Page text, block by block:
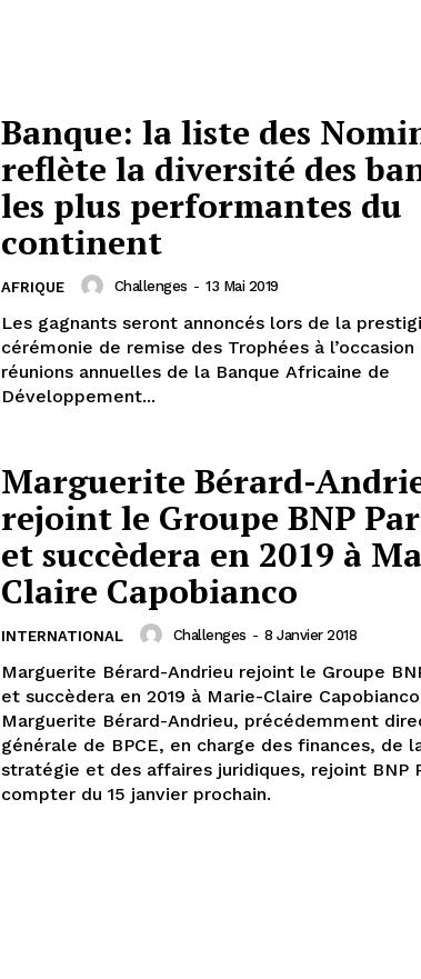
Banque: la liste des
reflète la diversité des
les plus performantes du
continent
AFRIQUE Challenges - 13 Mai 2019
Les gagnants seront annoncés lors de la
cérémonie de remise des Trophées à l’occasion
réunions annuelles de la Banque Africaine de
Développement...
Marguerite Bérard-
rejoint le Groupe BNP
et succèdera en 2019 à
Claire Capobianco
INTERNATIONAL Challenges - 8 Janvier 2018
Marguerite Bérard-Andrieu rejoint le Groupe
et succèdera en 2019 à Marie-Claire
Marguerite Bérard-Andrieu, précédemment
générale de BPCE, en charge des finances, de
stratégie et des affaires juridiques, rejoint BNP
compter du 15 janvier prochain.